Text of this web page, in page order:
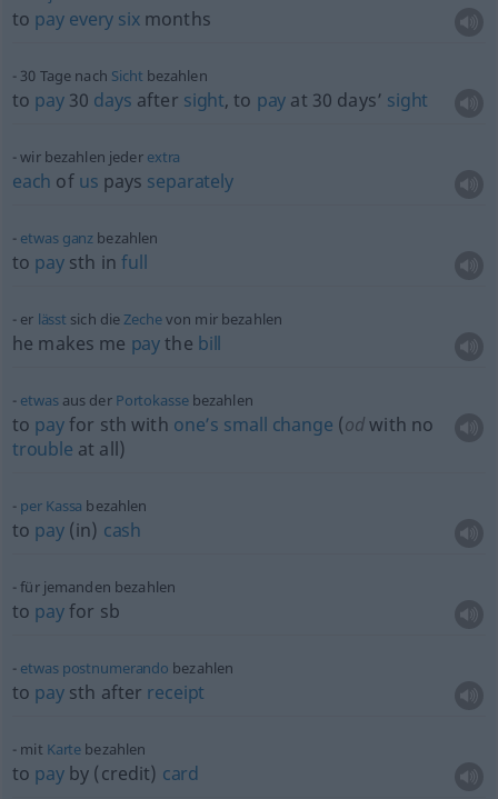
to pay every sixmonths
30 Tage nach Sicht bezahlen
to pay30 days after sight, to pay at 30 days’ sight
wir bezahlen jeder extra
each of us pays separately
etwas ganz bezahlen
to paysth infull
er lässt sich dieZechevon mir bezahlen
he makes me paythe bill
etwasaus der Portokassebezahlen
to payfor sth with one’s small change (odwith no
trouble at all)
per Kassa bezahlen
to pay(in) cash
für jemanden bezahlen
to payfor sb
etwas postnumerando bezahlen
to paysth after receipt
mit Karte bezahlen
to payby (credit) card